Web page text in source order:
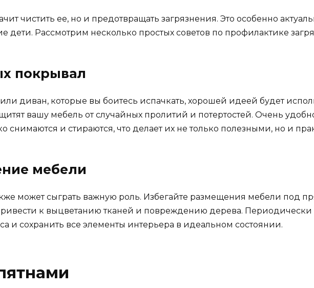
чистить ее, но и предотвращать загрязнения. Это особенно
Рассмотрим несколько простых советов по профилактике
покрывал
диван, которые вы боитесь испачкать, хорошей идеей будет
вашу мебель от случайных пролитий и потертостей. Очень
снимаются и стираются, что делает их не только полезными, но и
мебели
может сыграть важную роль. Избегайте размещения мебели под
к выцветанию тканей и повреждению дерева. Периодически
и сохранить все элементы интерьера в идеальном состоянии.